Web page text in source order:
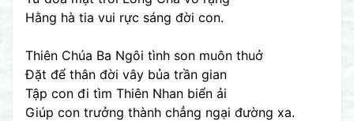
Hằng hà tia vui rực sáng đời con.
Thiên Chúa Ba Ngôi tình son muôn thuở
Đặt để thân đời vây bủa trần gian
Tập con đi tìm Thiên Nhan biển ải
Giúp con trưởng thành chẳng ngại đường xa.